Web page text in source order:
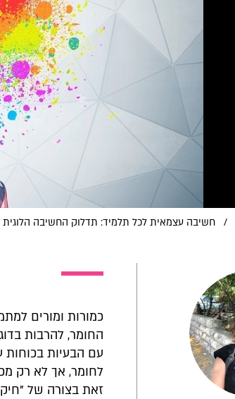
/ חשיבה עצמאית לכל תלמיד: תדלוק החשיבה
כמורות ומורים
החומר, להרבות
עם הבעיות
לחומר, אך לא רק
זאת בצורה של